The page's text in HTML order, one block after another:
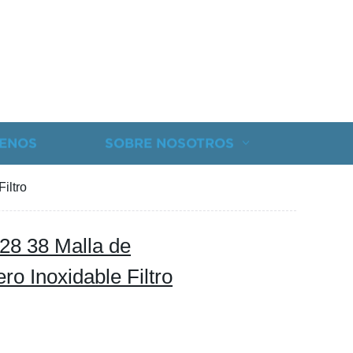
SOBRE NOSOTROS
38 Malla de
Inoxidable Filtro